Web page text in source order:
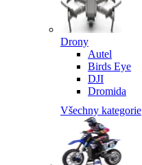
Drony
Autel
Birds Eye
DJI
Dromida
Všechny kategorie